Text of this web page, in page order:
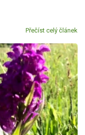
Přečíst celý článek